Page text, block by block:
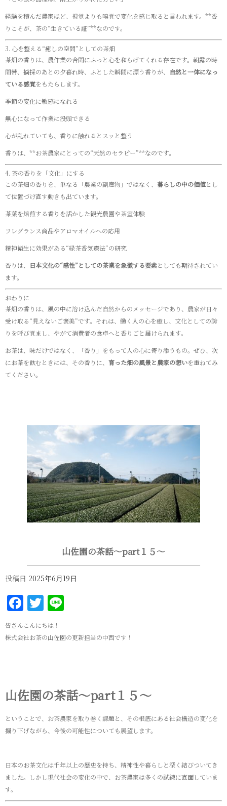
経験を積んだ農家ほど、視覚よりも嗅覚で変化を感じ取ると言われます。**香
りこそが、茶の“生きている証”**なのです。
3. 心を整える“癒しの空間”としての茶畑
茶畑の香りは、農作業の合間にふっと心を和らげてくれる存在です。朝露の時
間帯、摘採のあとの夕暮れ時、ふとした瞬間に漂う香りが、
自然と一体になっ
ている感覚をもたらします。
季節の変化に敏感になれる
無心になって作業に没頭できる
心が乱れていても、香りに触れるとスッと整う
香りは、**お茶農家にとっての“天然のセラピー”**なのです。
4. 茶の香りを「文化」にする
この茶畑の香りを、単なる「農業の副産物」ではなく、 暮らしの中の価値とし
て位置づけ直す動きも出ています。
茶葉を焙煎する香りを活かした観光農園や茶室体験
フレグランス商品やアロマオイルへの応用
精神衛生に効果がある“緑茶香気療法”の研究
香りは、
日本文化の“感性”としての茶業を象徴する要素としても期待されてい
ます。
おわりに
茶畑の香りは、風の中に溶け込んだ自然からのメッセージであり、農家が日々
受け取る“見えないご褒美”です。それは、働く人の心を癒し、文化としての誇
りを呼び覚まし、やがて消費者の食卓へと香りごと届けられます。
お茶は、味だけではなく、「香り」をもって人の心に寄り添うもの。ぜひ、次
にお茶を飲むときには、その香りに、 育った畑の風景と農家の想いを重ねてみ
てください。
山佐園の茶話～part１５～
投稿日 2025年6月19日
Facebook
Twitter
皆さんこんにちは！
株式会社お茶の山佐園の更新担当の中西です！
山佐園の茶話～part１５～
ということで、お茶農家を取り巻く課題と、その根底にある社会構造の変化を
掘り下げながら、今後の可能性についても展望します。
日本のお茶文化は千年以上の歴史を持ち、精神性や暮らしと深く結びついてき
ました。しかし現代社会の変化の中で、お茶農家は多くの試練に直面していま
す。